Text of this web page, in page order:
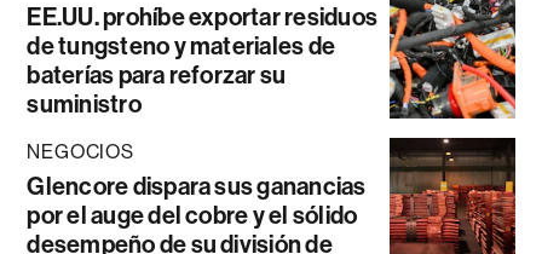
EE.UU. prohíbe exportar residuos
de tungsteno y materiales de
baterías para reforzar su
suministro
NEGOCIOS
Glencore dispara sus ganancias
por el auge del cobre y el sólido
desempeño de su división de